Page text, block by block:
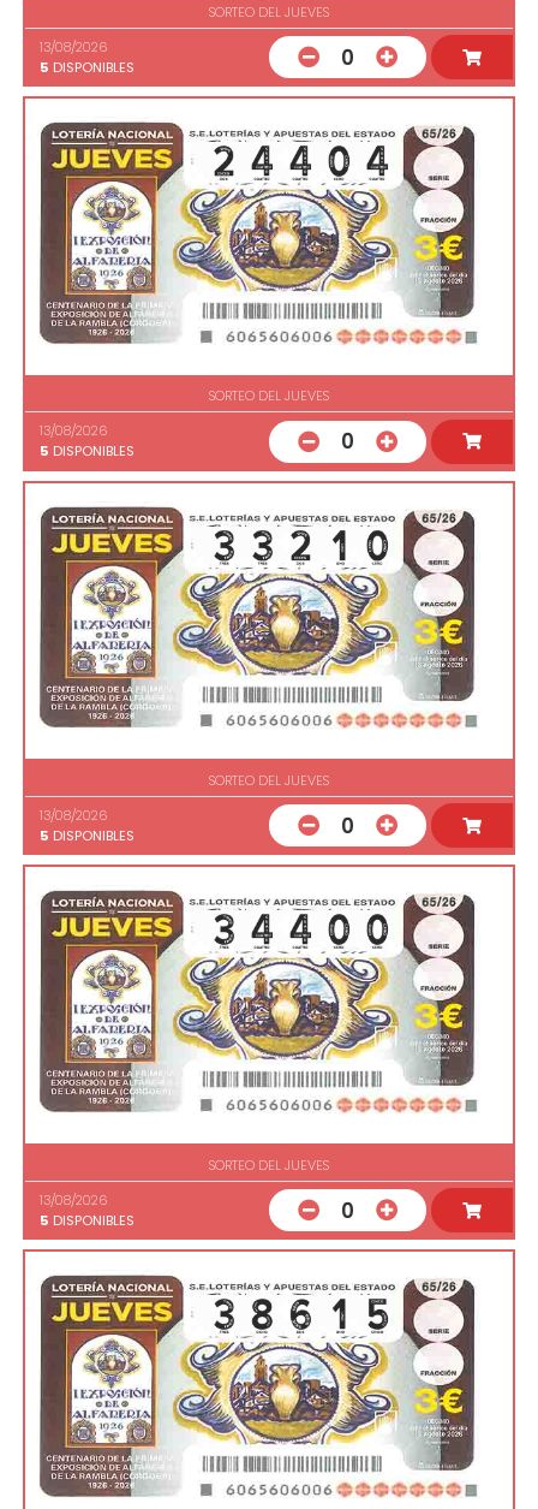
SORTEO DEL JUEVES
13/08/2026
5 DISPONIBLES 0
SORTEO DEL JUEVES
13/08/2026
5 DISPONIBLES 0
SORTEO DEL JUEVES
13/08/2026
5 DISPONIBLES 0
SORTEO DEL JUEVES
13/08/2026
5 DISPONIBLES 0